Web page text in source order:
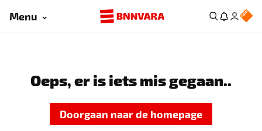
Menu
Oeps, er is iets mis gegaan..
Doorgaan naar de homepage